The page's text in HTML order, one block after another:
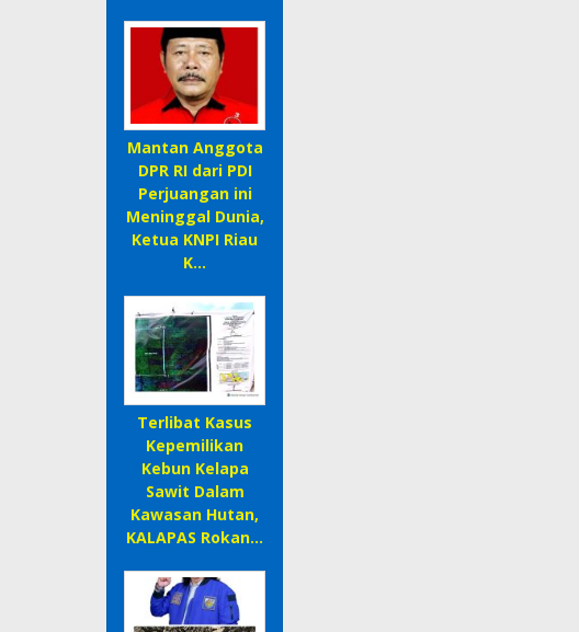
Mantan Anggota
DPR RI dari PDI
Perjuangan ini
Meninggal Dunia,
Ketua KNPI Riau
K…
Terlibat Kasus
Kepemilikan
Kebun Kelapa
Sawit Dalam
Kawasan Hutan,
KALAPAS Rokan…